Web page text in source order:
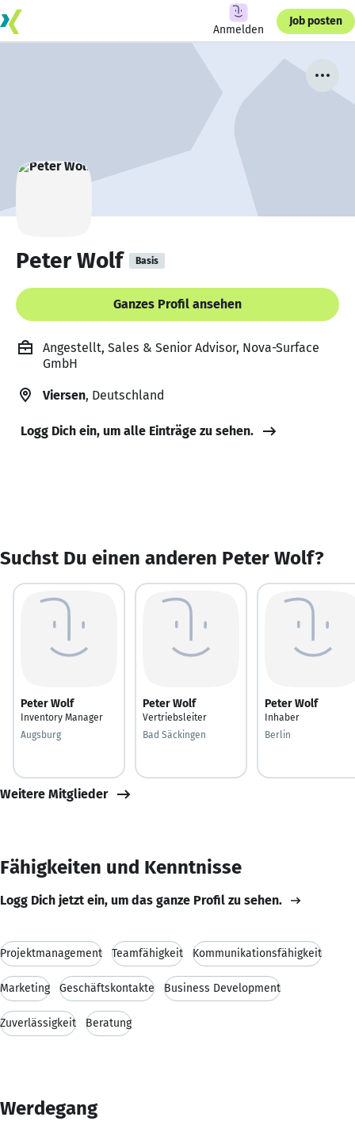
Anmelden
Job posten
Peter Wolf Basis
Ganzes Profil ansehen
Angestellt, Sales & Senior Advisor, Nova-Surface
GmbH
Viersen, Deutschland
Logg Dich ein, um alle Einträge zu sehen.
Suchst Du einen anderen Peter Wolf?
Peter Wolf
Inventory Manager
Augsburg
Peter Wolf
Vertriebsleiter
Bad Säckingen
Peter Wolf
Inhaber
Berlin
Weitere Mitglieder
Fähigkeiten und Kenntnisse
Logg Dich jetzt ein, um das ganze Profil zu sehen.
Projektmanagement Teamfähigkeit Kommunikationsfähigkeit
Marketing Geschäftskontakte Business Development
Zuverlässigkeit Beratung
Werdegang